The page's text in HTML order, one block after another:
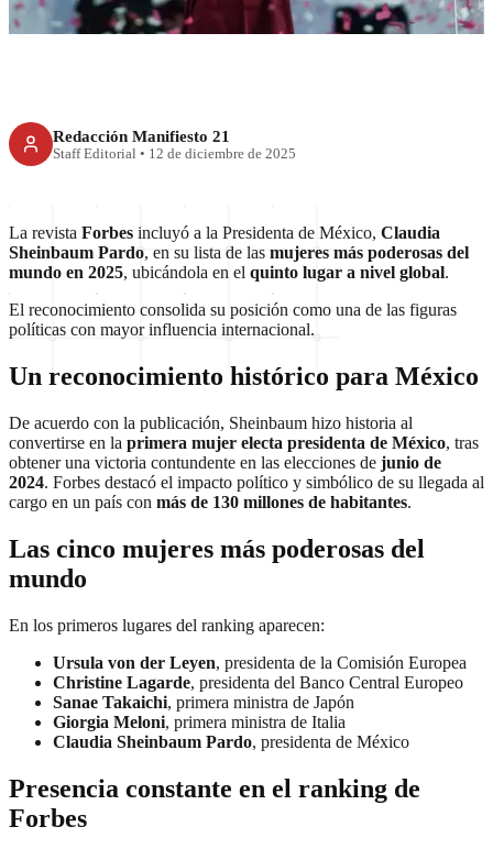
Redacción Manifiesto 21
Staff Editorial • 12 de diciembre de 2025
La revista Forbes incluyó a la Presidenta de México, Claudia
Sheinbaum Pardo, en su lista de las mujeres más poderosas del
mundo en 2025, ubicándola en el quinto lugar a nivel global.
El reconocimiento consolida su posición como una de las figuras
políticas con mayor influencia internacional.
Un reconocimiento histórico para México
De acuerdo con la publicación, Sheinbaum hizo historia al
convertirse en la primera mujer electa presidenta de México, tras
obtener una victoria contundente en las elecciones de junio de
2024. Forbes destacó el impacto político y simbólico de su llegada al
cargo en un país con más de 130 millones de habitantes.
Las cinco mujeres más poderosas del
mundo
En los primeros lugares del ranking aparecen:
Ursula von der Leyen, presidenta de la Comisión Europea
Christine Lagarde, presidenta del Banco Central Europeo
Sanae Takaichi, primera ministra de Japón
Giorgia Meloni, primera ministra de Italia
Claudia Sheinbaum Pardo, presidenta de México
Presencia constante en el ranking de
Forbes